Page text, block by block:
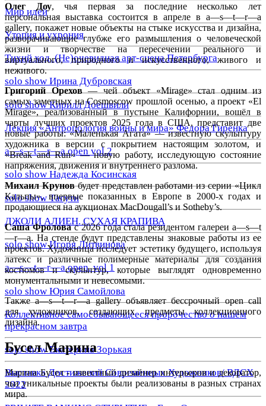
Мир идей
Утопия и ухрония
Тихий ход. (Не)очевидная арт-сцена Петербурга
solo show Ирина Дубровская
solo show Кирилл Доешвили
Лекция «Антропология войны и мира» Федора Гиренка
a—s—t—r—a open vol.2
solo show Надежда Косинская
solo show Тагути
ДЖОЛИ АЛИЕН. СУХАЯ КРАПИВА
solo show Игоря Литвинова
a—s—t—r—a open. vol 1
solo show Юрия Самойлова
Коллективное самосбывающееся пророчество о нашем
прекрасном завтра
solo show Екатерина Зорькая
Выставка Достижений Современных Художников/ ВДСХ
2022
Олег Доу, чья первая за последние несколько лет
персональная выставка состоится в апреле в a—s—t—r—a
gallery, покажет новые объекты на стыке искусства и дизайна,
разворачивающие глубже его размышления о человеческой
жизни и творчестве на пересечении реального и
виртуального, природного и искусственного, живого и
неживого.
Григорий Орехов— чей объект «Mirage» стал одним из
самых заметных на Cosmoscow прошлой осенью, а проект «El
Mirage», реализованный в пустыне Калифорнии, вошёл в
чарты лучших проектов 2025 года в США, представит две
новые работы: «Маленькая Агата» — известную скульптуру
художника в версии с покрытием настоящим золотом, и
«Break and Run» — новую работу, исследующую состояние
напряжения, движения и внутреннего разлома.
Михаил Круновбудет представлен работами из серии «Цикл
Кальпы», впервые показанных в Европе в 2000-х годах и
продающиеся на аукционах МacDougall’s и Sotheby’s.
Саша Фроловаc 2026 года стала резидентом галереи a—s—t
—r—a. На стенде будут представлены знаковые работы из ее
проектов. Художница исследует эстетику будущего, используя
латекс и различные полимерные материалы для создания
костюмов и скульптур, которые выглядят одновременно
монументальными и невесомыми.
Также a—s—t—r—a gallery объявляет бессрочный open call
для художников, создающих предметы коллекционного
дизайна.
Бусел Марина
Марина Бусел - известный дизайнер интерьеров и декоратор,
чьи уникальные проекты были реализованы в разных странах
мира.